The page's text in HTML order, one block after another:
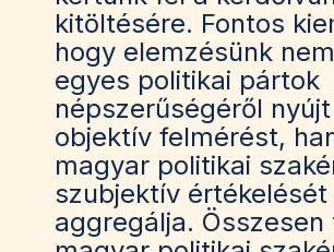
kitöltésére. Fontos
hogy elemzésünk
egyes politikai pártok
népszerűségéről nyújt
objektív felmérést,
magyar politikai
szubjektív értékelését
aggregálja.